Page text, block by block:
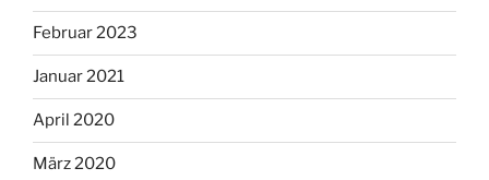
Februar 2023
Januar 2021
April 2020
März 2020